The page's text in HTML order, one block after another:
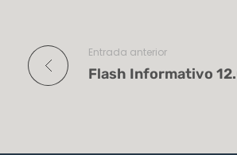
Entrada anterior
Flash Informativo